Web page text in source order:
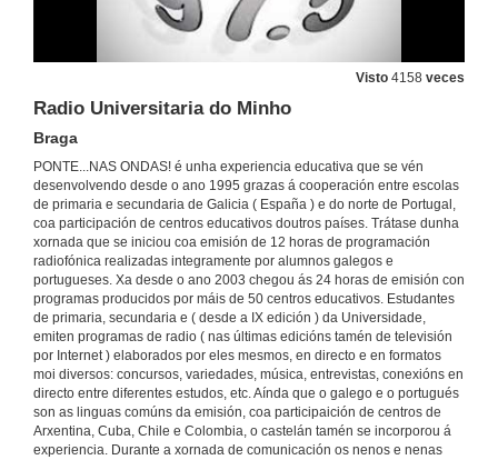
Visto 4158 veces
Radio Universitaria do Minho
Braga
PONTE...NAS ONDAS! é unha experiencia educativa que se vén
desenvolvendo desde o ano 1995 grazas á cooperación entre escolas
de primaria e secundaria de Galicia ( España ) e do norte de Portugal,
coa participación de centros educativos doutros países. Trátase dunha
xornada que se iniciou coa emisión de 12 horas de programación
radiofónica realizadas integramente por alumnos galegos e
portugueses. Xa desde o ano 2003 chegou ás 24 horas de emisión con
programas producidos por máis de 50 centros educativos. Estudantes
de primaria, secundaria e ( desde a IX edición ) da Universidade,
emiten programas de radio ( nas últimas edicións tamén de televisión
por Internet ) elaborados por eles mesmos, en directo e en formatos
moi diversos: concursos, variedades, música, entrevistas, conexións en
directo entre diferentes estudos, etc. Aínda que o galego e o portugués
son as linguas comúns da emisión, coa participaición de centros de
Arxentina, Cuba, Chile e Colombia, o castelán tamén se incorporou á
experiencia. Durante a xornada de comunicación os nenos e nenas
CEIP Pazos de Reis. Tui
Radio Tui
CEIP Humberto Juanes. Nigrán
CEIP Cedeira. Redondela
Radio Redondela
2 de abr. de 2014
Xurxo Souto…nas ondas coa música
2 de abr. de 2014
CEP Altamira. Salceda de Caselas
Radio Salceda
30 de maio de 2014